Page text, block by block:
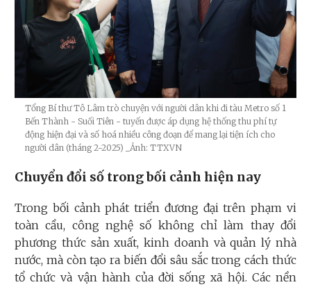
Tổng Bí thư Tô Lâm trò chuyện với người dân khi đi tàu Metro số 1
Bến Thành - Suối Tiên - tuyến được áp dụng hệ thống thu phí tự
động hiện đại và số hoá nhiều công đoạn để mang lại tiện ích cho
người dân (tháng 2-2025)
_Ảnh: TTXVN
Chuyển đổi số trong bối cảnh hiện nay
Trong bối cảnh phát triển đương đại trên phạm vi
toàn cầu, công nghệ số không chỉ làm thay đổi
phương thức sản xuất, kinh doanh và quản lý nhà
nước, mà còn tạo ra biến đổi sâu sắc trong cách thức
tổ chức và vận hành của đời sống xã hội. Các nền